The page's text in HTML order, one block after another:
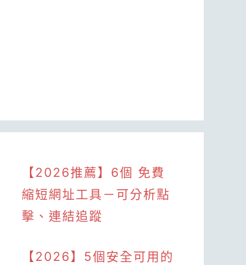
【2026推薦】6個 免費
縮短網址工具－可分析點
擊、連結追蹤
【2026】5個安全可用的